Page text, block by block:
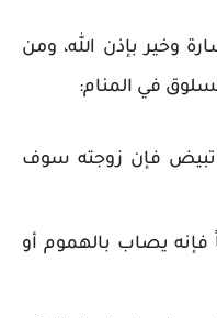
وخير بإذن الله، ومن
في المنام:
تبيض فإن زوجته سوف
فإنه يصاب بالهموم أو